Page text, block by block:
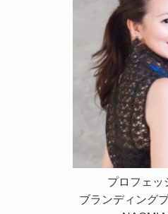
プロフェッ
ブランディング